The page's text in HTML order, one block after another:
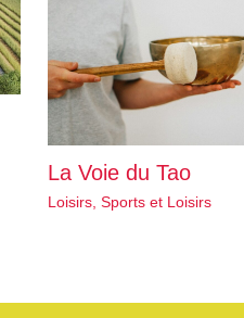
La Voie du Tao
Loisirs, Sports et Loisirs